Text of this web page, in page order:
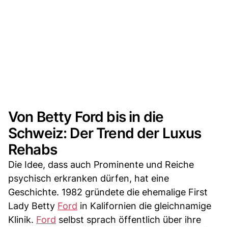
Von Betty Ford bis in die
Schweiz: Der Trend der Luxus
Rehabs
Die Idee, dass auch Prominente und Reiche
psychisch erkranken dürfen, hat eine
Geschichte. 1982 gründete die ehemalige First
Lady Betty Ford in Kalifornien die gleichnamige
Klinik. Ford selbst sprach öffentlich über ihre